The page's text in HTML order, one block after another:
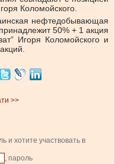
Коломойского.
нефтедобывающая
50% + 1 акция
Игоря Коломойского и
>>
и хотите участвовать в
, пароль